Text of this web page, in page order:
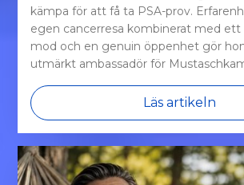
kämpa för att få ta PSA-prov.
egen cancerresa kombinerat med ett
mod och en genuin öppenhet gör
utmärkt ambassadör för
Läs artikeln